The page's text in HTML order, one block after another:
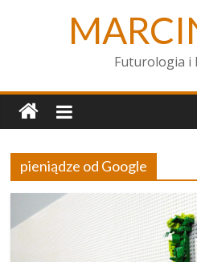
Futurologia i
pieniądze od Google